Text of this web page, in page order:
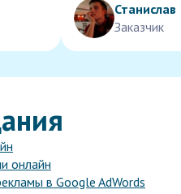
Станислав
Заказчик
онлайн
в Google AdWords